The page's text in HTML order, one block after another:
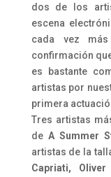
dos de los
escena
cada vez
confirmación
es bastante
artistas por
primera
Tres artistas
de A Summer
artistas de la
Capriati,